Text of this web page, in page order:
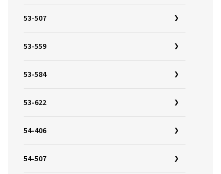
53-507
53-559
53-584
53-622
54-406
54-507